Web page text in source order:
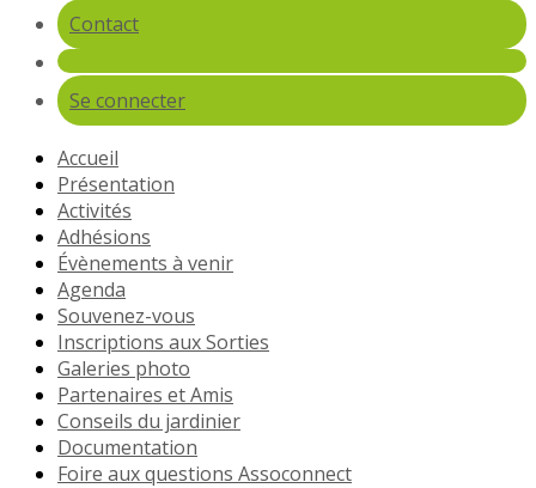
Contact
Se connecter
Accueil
Présentation
Activités
Adhésions
Évènements à venir
Agenda
Souvenez-vous
Inscriptions aux Sorties
Galeries photo
Partenaires et Amis
Conseils du jardinier
Documentation
Foire aux questions Assoconnect